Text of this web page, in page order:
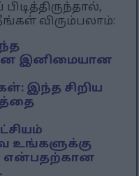
விரும்பலாம்:
இனிமையான
இந்த சிறிய
உங்களுக்கு
என்பதற்கான